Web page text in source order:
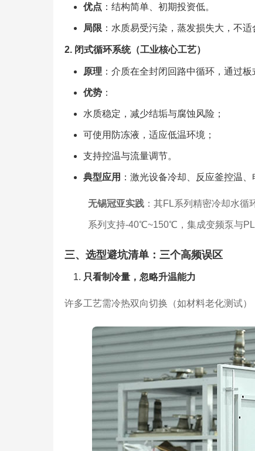
优点 ：结构简单、初期投资低。
局限 ：水质易受污染，蒸发损失大，不适
2. 闭式循环系统（工业核心工艺）
原理 ：介质在全封闭回路中循环，通过板
优势：
水质稳定，减少结垢与腐蚀风险；
可使用防冻液，适应低温环境；
支持控温与流量调节。
典型应用 ：激光设备冷却、反应釜控温、
无锡冠亚实践：其FL系列精密冷却水循
系列支持-40℃~150℃，集成变频泵与
三、选型避坑清单：三个高频误区
只看制冷量，忽略升温能力
许多工艺需冷热双向切换（如材料老化测试）